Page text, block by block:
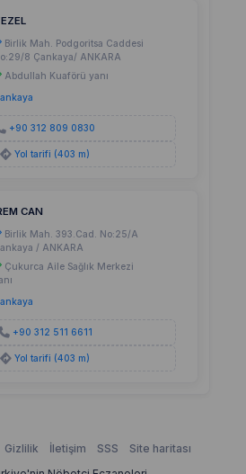
Birlik Mah. Podgoritsa Caddesi
8 Çankaya/ ANKARA
Abdullah Kuaförü yanı
+90 312 809 0830
Yol tarifi (403 m)
CAN
Birlik Mah. 393.Cad. No:25/A
/ ANKARA
Çukurca Aile Sağlık Merkezi
+90 312 511 6611
Yol tarifi (403 m)
Gizlilik İletişim SSS Site haritası